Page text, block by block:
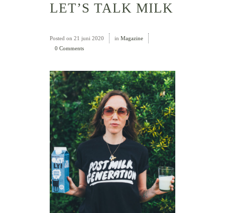
LET’S TALK MILK
Posted on 21 juni 2020 in Magazine
0 Comments